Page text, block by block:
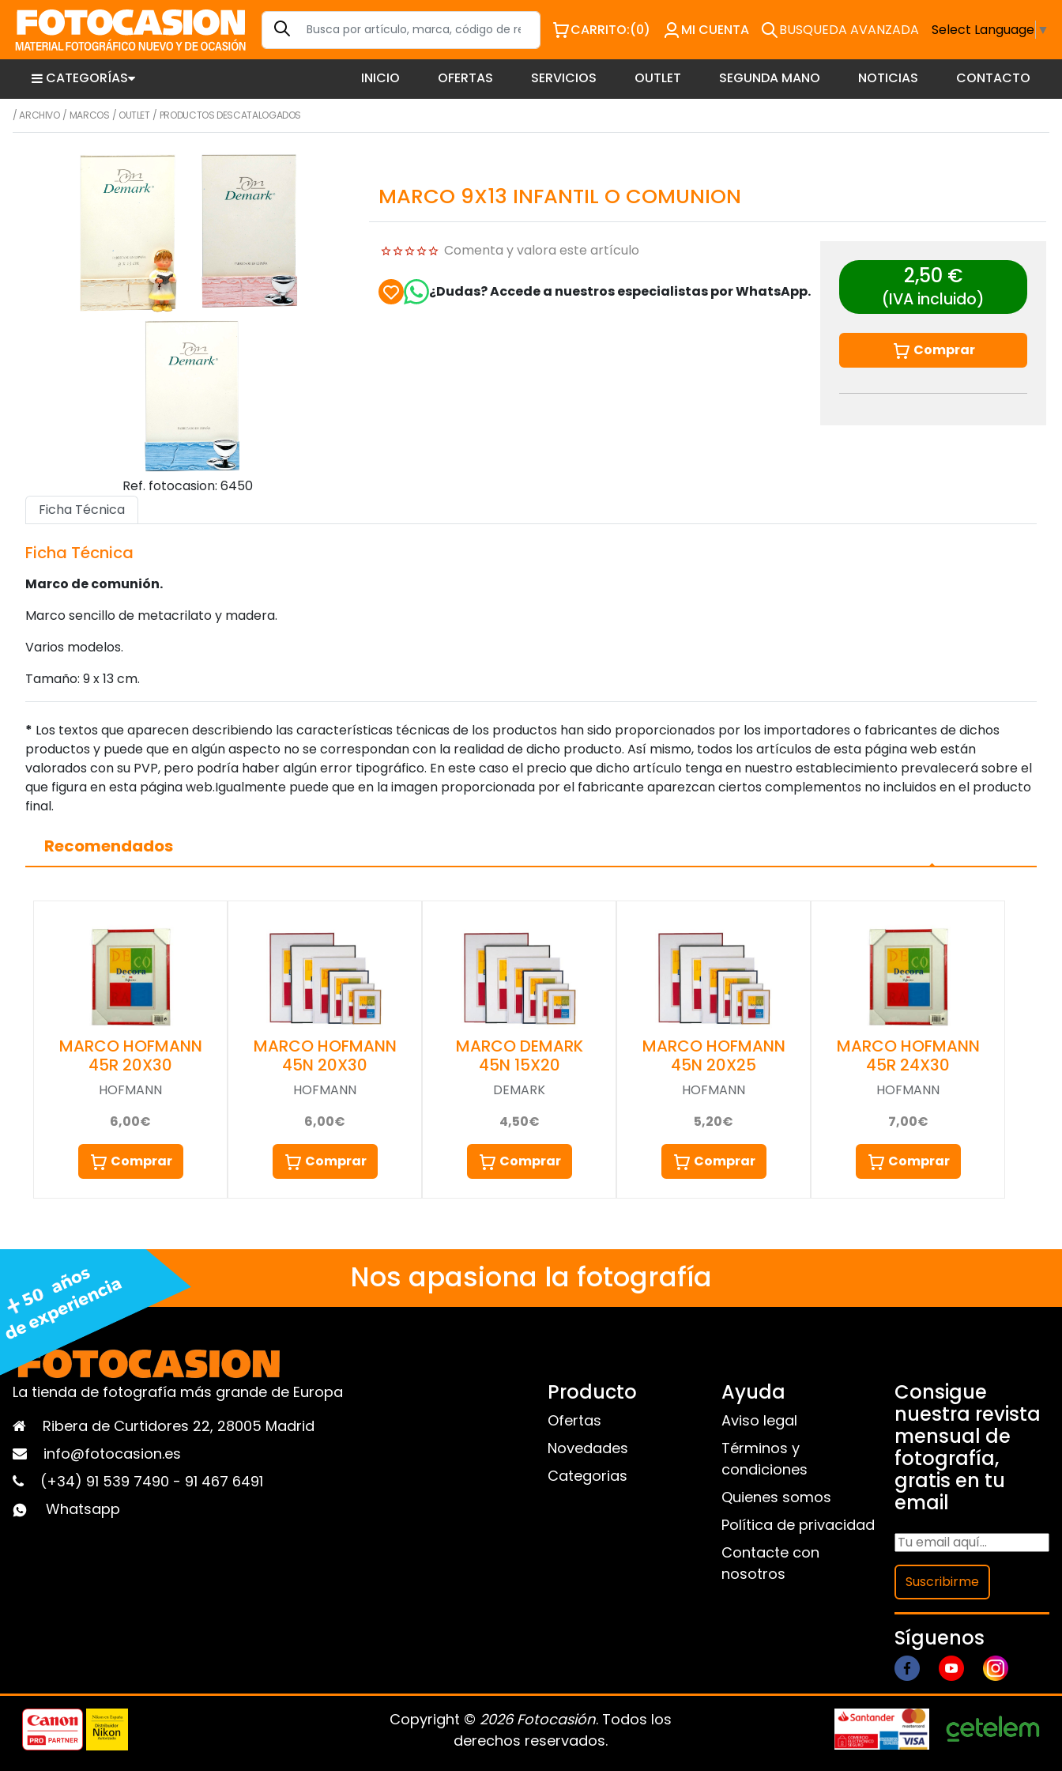
CARRITO:(0) MI CUENTA BUSQUEDA AVANZADA Select Language ▼
CATEGORÍAS INICIO OFERTAS SERVICIOS OUTLET SEGUNDA MANO NOTICIAS CONTACTO
/ARCHIVO/ MARCOS / OUTLET/ PRODUCTOS DESCATALOGADOS
Ref. fotocasion: 6450
MARCO 9X13 INFANTIL O COMUNION
Comenta y valora este artículo
¿Dudas? Accede a nuestros especialistas por WhatsApp.
2,50 €
(IVA incluido)
Comprar
Ficha Técnica
Ficha Técnica
Marco de comunión.
Marco sencillo de metacrilato y madera.
Varios modelos.
Tamaño: 9 x 13 cm.
* Los textos que aparecen describiendo las características técnicas de los productos han sido proporcionados por los importadores o fabricantes de dichos
productos y puede que en algún aspecto no se correspondan con la realidad de dicho producto. Así mismo, todos los artículos de esta página web están
valorados con su PVP, pero podría haber algún error tipográfico. En este caso el precio que dicho artículo tenga en nuestro establecimiento prevalecerá sobre el
que figura en esta página web.Igualmente puede que en la imagen proporcionada por el fabricante aparezcan ciertos complementos no incluidos en el producto
final.
Recomendados
MARCO HOFMANN
45R 20X30
HOFMANN
6,00€
Comprar
MARCO HOFMANN
45N 20X30
HOFMANN
6,00€
Comprar
MARCO DEMARK
45N 15X20
DEMARK
4,50€
Comprar
MARCO HOFMANN
45N 20X25
HOFMANN
5,20€
Comprar
MARCO HOFMANN
45R 24X30
HOFMANN
7,00€
Comprar
Nos apasiona la fotografía
La tienda de fotografía más grande de Europa
Ribera de Curtidores 22, 28005 Madrid
info@fotocasion.es
(+34) 91 539 7490 - 91 467 6491
Whatsapp
Producto
Ofertas
Novedades
Categorias
Ayuda
Aviso legal
Términos y
condiciones
Quienes somos
Política de privacidad
Contacte con
nosotros
Consigue
nuestra revista
mensual de
fotografía,
gratis en tu
email
Suscribirme
Síguenos
Copyright © 2026 Fotocasión. Todos los
derechos reservados.